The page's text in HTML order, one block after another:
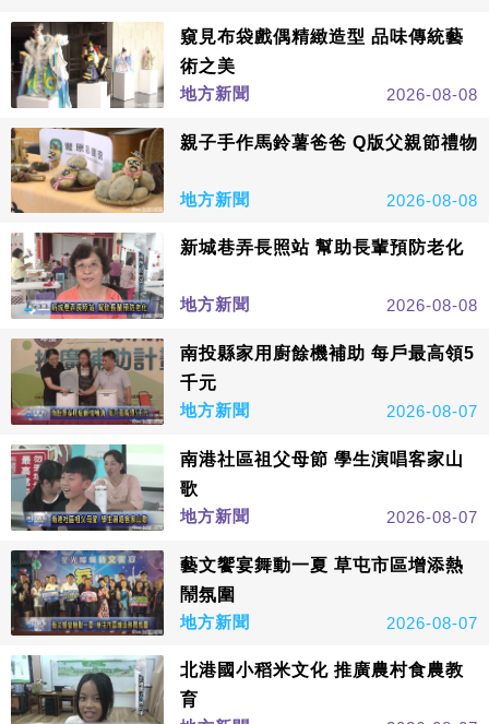
窺見布袋戲偶精緻造型 品味傳統藝
術之美
地方新聞
2026-08-08
親子手作馬鈴薯爸爸 Q版父親節禮物
地方新聞 2026-08-08
新城巷弄長照站 幫助長輩預防老化
地方新聞 2026-08-08
南投縣家用廚餘機補助 每戶最高領5
千元
地方新聞
2026-08-07
南港社區祖父母節 學生演唱客家山
歌
地方新聞
2026-08-07
藝文饗宴舞動一夏 草屯市區增添熱
鬧氛圍
地方新聞
2026-08-07
北港國小稻米文化 推廣農村食農教
育